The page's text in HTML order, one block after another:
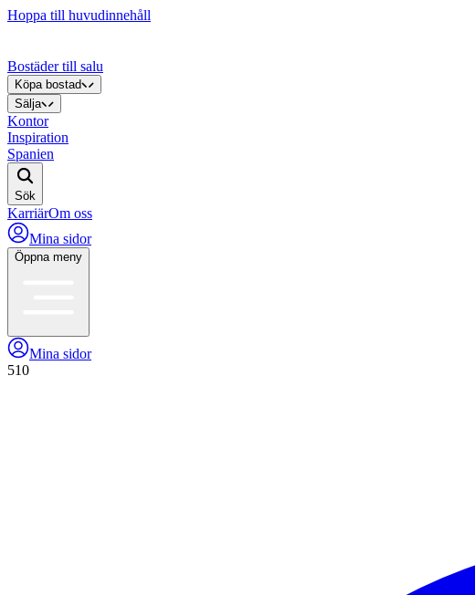
Hoppa till huvudinnehåll
Bostäder till salu
Köpa bostad
Sälja
Kontor
Inspiration
Spanien
Sök
KarriärOm oss
Mina sidor
Öppna meny
Mina sidor
510